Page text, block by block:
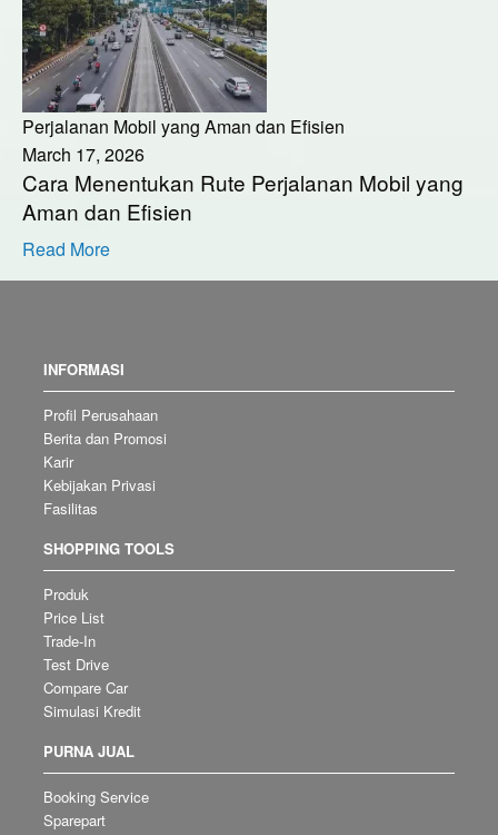
Perjalanan Mobil yang Aman dan Efisien
March 17, 2026
Cara Menentukan Rute Perjalanan Mobil yang
Aman dan Efisien
Read More
INFORMASI
Profil Perusahaan
Berita dan Promosi
Karir
Kebijakan Privasi
Fasilitas
SHOPPING TOOLS
Produk
Price List
Trade-In
Test Drive
Compare Car
Simulasi Kredit
PURNA JUAL
Booking Service
Sparepart